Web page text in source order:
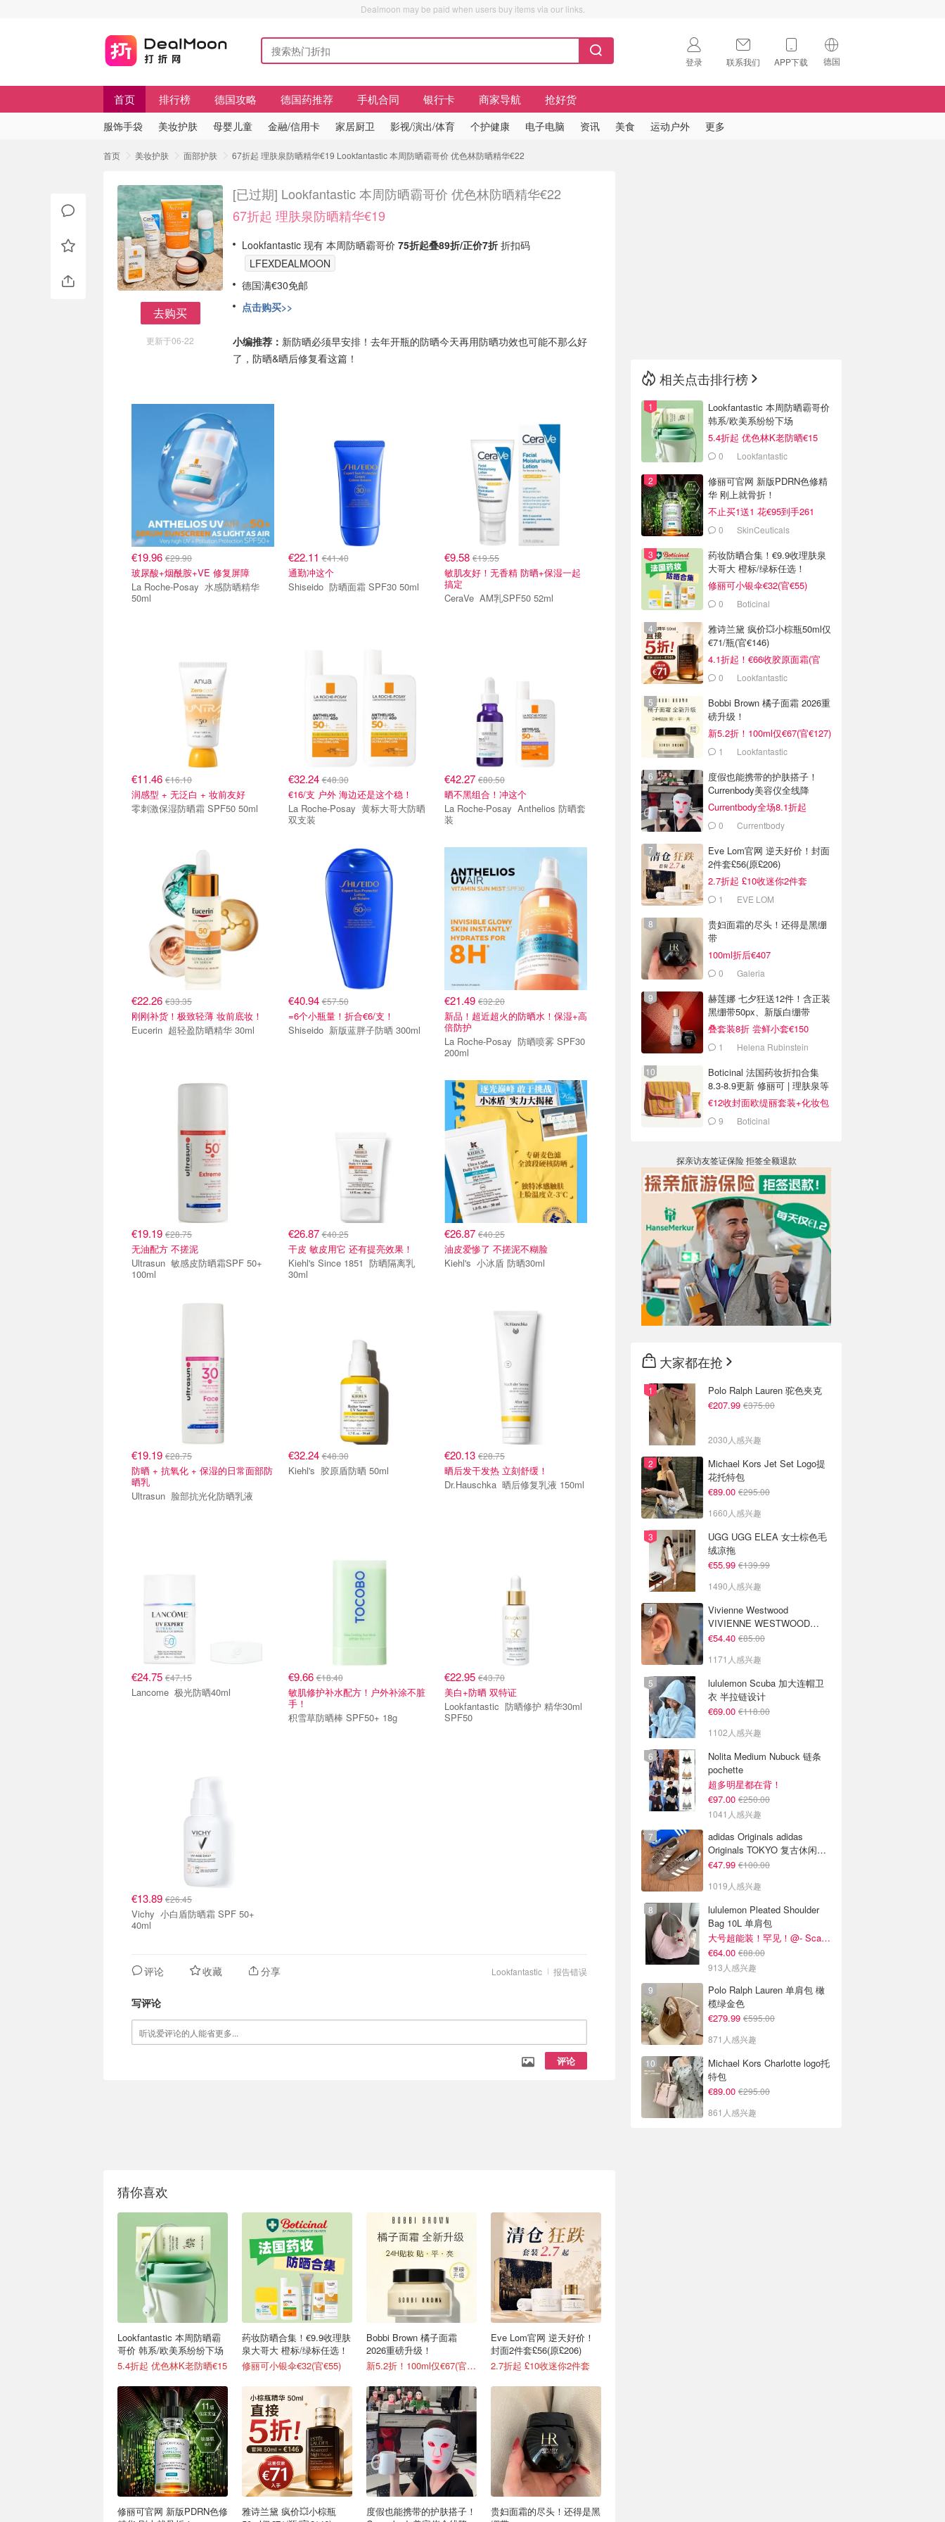
Dealmoon may be paid when users buy items via our links.
登录 联系我们 APP下载 德国
🇺🇸
首页 排行榜 德国攻略 德国药推荐 手机合同 银行卡 商家导航 抢好货
服饰手袋 美妆护肤 母婴儿童 金融/信用卡 家居厨卫 影视/演出/体育 个护健康 电子电脑 资讯 美食 运动户外 更多
首页 美妆护肤 面部护肤 67折起 理肤泉防晒精华€19 Lookfantastic 本周防晒霸哥价 优色林防晒精华€22
去购买
更新于06-22
[已过期] Lookfantastic 本周防晒霸哥价 优色林防晒精华€22
67折起 理肤泉防晒精华€19
Lookfantastic 现有 本周防晒霸哥价 75折起叠89折/正价7折 折扣码
LFEXDEALMOON
德国满€30免邮
点击购买>>
小编推荐： 新防晒必须早安排！去年开瓶的防晒今天再用防晒功效也可能不那么好
了，防晒&晒后修复看这篇！
€19.96 €29.90
玻尿酸+烟酰胺+VE 修复屏障
La Roche-Posay 水感防晒精华
50ml
€22.11€41.40
通勤冲这个
Shiseido 防晒面霜 SPF30 50ml
€9.58 €19.55
敏肌友好！无香精 防晒+保湿一起
搞定
CeraVe AM乳SPF50 52ml
€11.46 €16.10
润感型 + 无泛白 + 妆前友好
零刺激保湿防晒霜 SPF50 50ml
€32.24€48.30
€16/支 户外 海边还是这个稳！
La Roche-Posay 黄标大哥大防晒
双支装
€42.27 €80.50
晒不黑组合！冲这个
La Roche-Posay Anthelios 防晒套
装
€22.26 €33.35
刚刚补货！极致轻薄 妆前底妆！
Eucerin 超轻盈防晒精华 30ml
€40.94€57.50
=6个小瓶量！折合€6/支！
Shiseido 新版蓝胖子防晒 300ml
€21.49 €32.20
新品！超近超火的防晒水！保湿+高
倍防护
La Roche-Posay 防晒喷雾 SPF30
200ml
€19.19 €28.75
无油配方 不搓泥
Ultrasun 敏感皮防晒霜SPF 50+
100ml
€26.87€40.25
干皮 敏皮用它 还有提亮效果！
Kiehl's Since 1851 防晒隔离乳
30ml
€26.87 €40.25
油皮爱惨了 不搓泥不糊脸
Kiehl's 小冰盾 防晒30ml
€19.19 €28.75
防晒 + 抗氧化 + 保湿的日常面部防
晒乳
Ultrasun 脸部抗光化防晒乳液
€32.24€48.30
Kiehl's 胶原盾防晒 50ml
€20.13 €28.75
晒后发干发热 立刻舒缓！
Dr.Hauschka 晒后修复乳液 150ml
€24.75 €47.15
Lancome 极光防晒40ml
€9.66€18.40
敏肌修护补水配方！户外补涂不脏
手！
积雪草防晒棒 SPF50+ 18g
€22.95 €43.70
美白+防晒 双特证
Lookfantastic 防晒修护 精华30ml
SPF50
€13.89 €26.45
Vichy 小白盾防晒霜 SPF 50+
40ml
报告错误
Lookfantastic
评论 收藏 分享
写评论
评论
猜你喜欢
Lookfantastic 本周防晒霸
哥价 韩系/欧美系纷纷下场
5.4折起 优色林K老防晒€15
修丽可官网 新版PDRN色修
药妆防晒合集！€9.9收理肤
泉大哥大 橙标/绿标任选！
修丽可小银伞€32(官€55)
雅诗兰黛 疯价💥小棕瓶
Bobbi Brown 橘子面霜
2026重磅升级！
新5.2折！100ml仅€67(官€127)
度假也能携带的护肤搭子！
Eve Lom官网 逆天好价！
封面2件套£56(原£206)
2.7折起 £10收迷你2件套
贵妇面霜的尽头！还得是黑
相关点击排行榜
Lookfantastic 本周防晒霸哥价
韩系/欧美系纷纷下场
5.4折起 优色林K老防晒€15
0 Lookfantastic
修丽可官网 新版PDRN色修精
华 刚上就骨折！
不止买1送1 花€95到手261
0 SkinCeuticals
药妆防晒合集！€9.9收理肤泉
大哥大 橙标/绿标任选！
修丽可小银伞€32(官€55)
0 Boticinal
雅诗兰黛 疯价💥小棕瓶50ml仅
€71/瓶(官€146)
4.1折起！€66收胶原面霜(官
€135)
0 Lookfantastic
Bobbi Brown 橘子面霜 2026重
磅升级！
新5.2折！100ml仅€67(官€127)
1 Lookfantastic
度假也能携带的护肤搭子！
Currenbody美容仪全线降
Currentbody全场8.1折起
0 Currentbody
Eve Lom官网 逆天好价！封面
2件套£56(原£206)
2.7折起 £10收迷你2件套
1 EVE LOM
贵妇面霜的尽头！还得是黑绷
带
100ml折后€407
0 Galeria
赫莲娜 七夕狂送12件！含正装
黑绷带50px、新版白绷带
叠套装8折 尝鲜小套€150
1 Helena Rubinstein
Boticinal 法国药妆折扣合集
8.3-8.9更新 修丽可 | 理肤泉等
€12收封面欧缇丽套装+化妆包
9 Boticinal
探亲访友签证保险 拒签全额退款
大家都在抢
Polo Ralph Lauren 驼色夹克
€207.99 €375.00
2030人感兴趣
Michael Kors Jet Set Logo提
花托特包
€89.00 €295.00
1660人感兴趣
UGG UGG ELEA 女士棕色毛
绒凉拖
€55.99 €139.99
1490人感兴趣
Vivienne Westwood
VIVIENNE WESTWOOD
Nano Solitaire 耳环
€54.40 €85.00
1171人感兴趣
lululemon Scuba 加大连帽卫
衣 半拉链设计
€69.00 €118.00
1102人感兴趣
Nolita Medium Nubuck 链条
pochette
超多明星都在背！
€97.00 €250.00
1041人感兴趣
adidas Originals adidas
Originals TOKYO 复古休闲鞋
深棕色
€47.99 €100.00
1019人感兴趣
lululemon Pleated Shoulder
Bag 10L 单肩包
大号超能装！罕见！@- Scarlett
€64.00 €88.00
913人感兴趣
Polo Ralph Lauren 单肩包 橄
榄绿金色
€279.99 €595.00
871人感兴趣
Michael Kors Charlotte logo托
特包
€89.00 €295.00
861人感兴趣